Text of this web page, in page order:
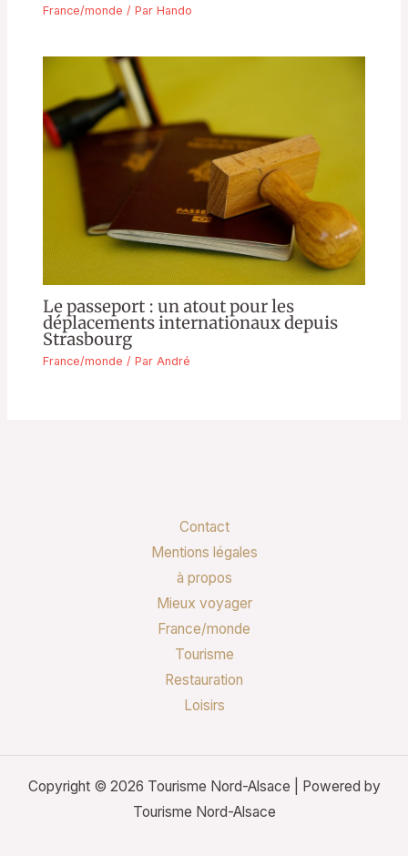
France/monde / ParHando
Le passeport : un atout pour les
déplacements internationaux depuis
Strasbourg
France/monde / ParAndré
Contact
Mentions légales
à propos
Mieux voyager
France/monde
Tourisme
Restauration
Loisirs
Copyright © 2026 Tourisme Nord-Alsace | Powered by
Tourisme Nord-Alsace